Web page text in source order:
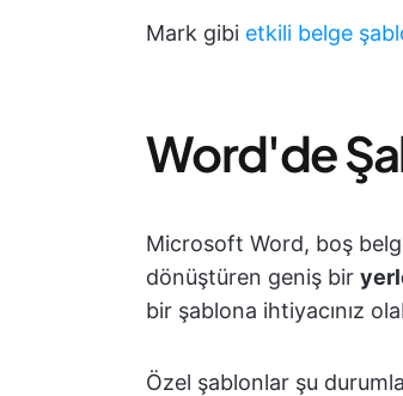
Mark gibi etkili belge
Word'de
Microsoft Word, boş
dönüştüren geniş bir
bir şablona ihtiyacınız
Özel şablonlar şu